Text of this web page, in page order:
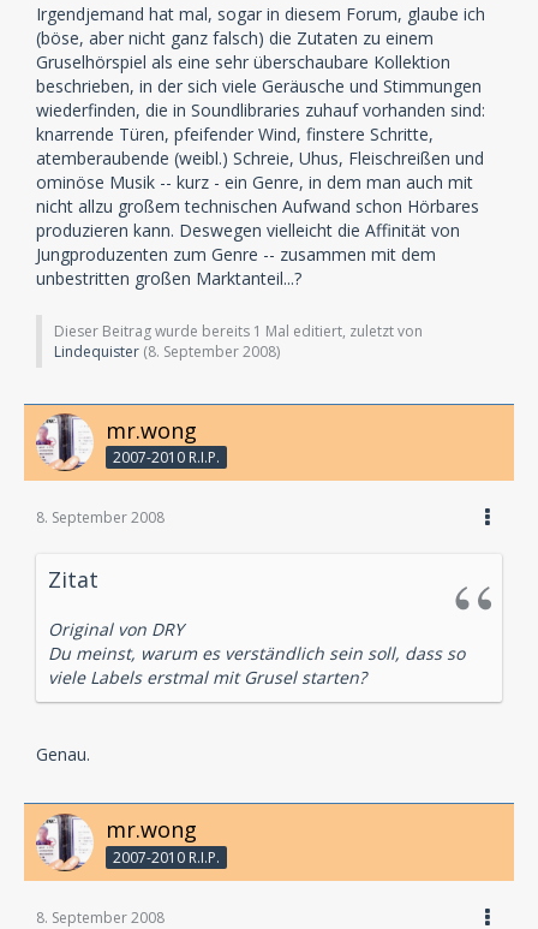
Irgendjemand hat mal, sogar in diesem Forum, glaube ich
(böse, aber nicht ganz falsch) die Zutaten zu einem
Gruselhörspiel als eine sehr überschaubare Kollektion
beschrieben, in der sich viele Geräusche und Stimmungen
wiederfinden, die in Soundlibraries zuhauf vorhanden sind:
knarrende Türen, pfeifender Wind, finstere Schritte,
atemberaubende (weibl.) Schreie, Uhus, Fleischreißen und
ominöse Musik -- kurz - ein Genre, in dem man auch mit
nicht allzu großem technischen Aufwand schon Hörbares
produzieren kann. Deswegen vielleicht die Affinität von
Jungproduzenten zum Genre -- zusammen mit dem
unbestritten großen Marktanteil...?
Dieser Beitrag wurde bereits 1 Mal editiert, zuletzt von
Lindequister (8. September 2008)
mr.wong
2007-2010 R.I.P.
8. September 2008
Zitat
Original von DRY
Du meinst, warum es verständlich sein soll, dass so
viele Labels erstmal mit Grusel starten?
Genau.
mr.wong
2007-2010 R.I.P.
8. September 2008